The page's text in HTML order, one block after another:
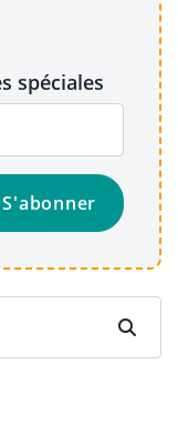
spéciales